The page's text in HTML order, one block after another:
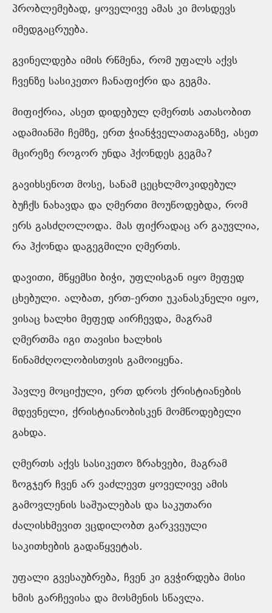
პრობლემებად, ყოველივე ამას კი მოსდევს
იმედგაცრუება.
გვინელდება იმის რწმენა, რომ უფალს აქვს
ჩვენზე სასიკეთო ჩანაფიქრი და გეგმა.
მიფიქრია, ასეთ დიდებულ ღმერთს ათასობით
ადამიანში ჩემზე, ერთ ჭიანჭველათაგანზე, ასეთ
მცირეზე როგორ უნდა ჰქონდეს გეგმა?
გავიხსენოთ მოსე, სანამ ცეცხლმოკიდებულ
ბუჩქს ნახავდა და ღმერთი მოუწოდებდა, რომ
ერს გასძღოლოდა. მას ფიქრადაც არ გაუვლია,
რა ჰქონდა დაგეგმილი ღმერთს.
დავითი, მწყემსი ბიჭი, უფლისგან იყო მეფედ
ცხებული. ალბათ, ერთ-ერთი უკანასკნელი იყო,
ვისაც ხალხი მეფედ აირჩევდა, მაგრამ
ღმერთმა იგი თავისი ხალხის
წინამძღოლობისთვის გამოიყენა.
პავლე მოციქული, ერთ დროს ქრისტიანების
მდევნელი, ქრისტიანობისკენ მომწოდებელი
გახდა.
ღმერთს აქვს სასიკეთო ზრახვები, მაგრამ
ზოგჯერ ჩვენ არ ვაძლევთ ყოველივე ამის
გამოვლენის საშუალებას და საკუთარი
ძალისხმევით ვცდილობთ გარკვეული
საკითხების გადაწყვეტას.
უფალი გვესაუბრება, ჩვენ კი გვჭირდება მისი
ხმის გარჩევისა და მოსმენის სწავლა.